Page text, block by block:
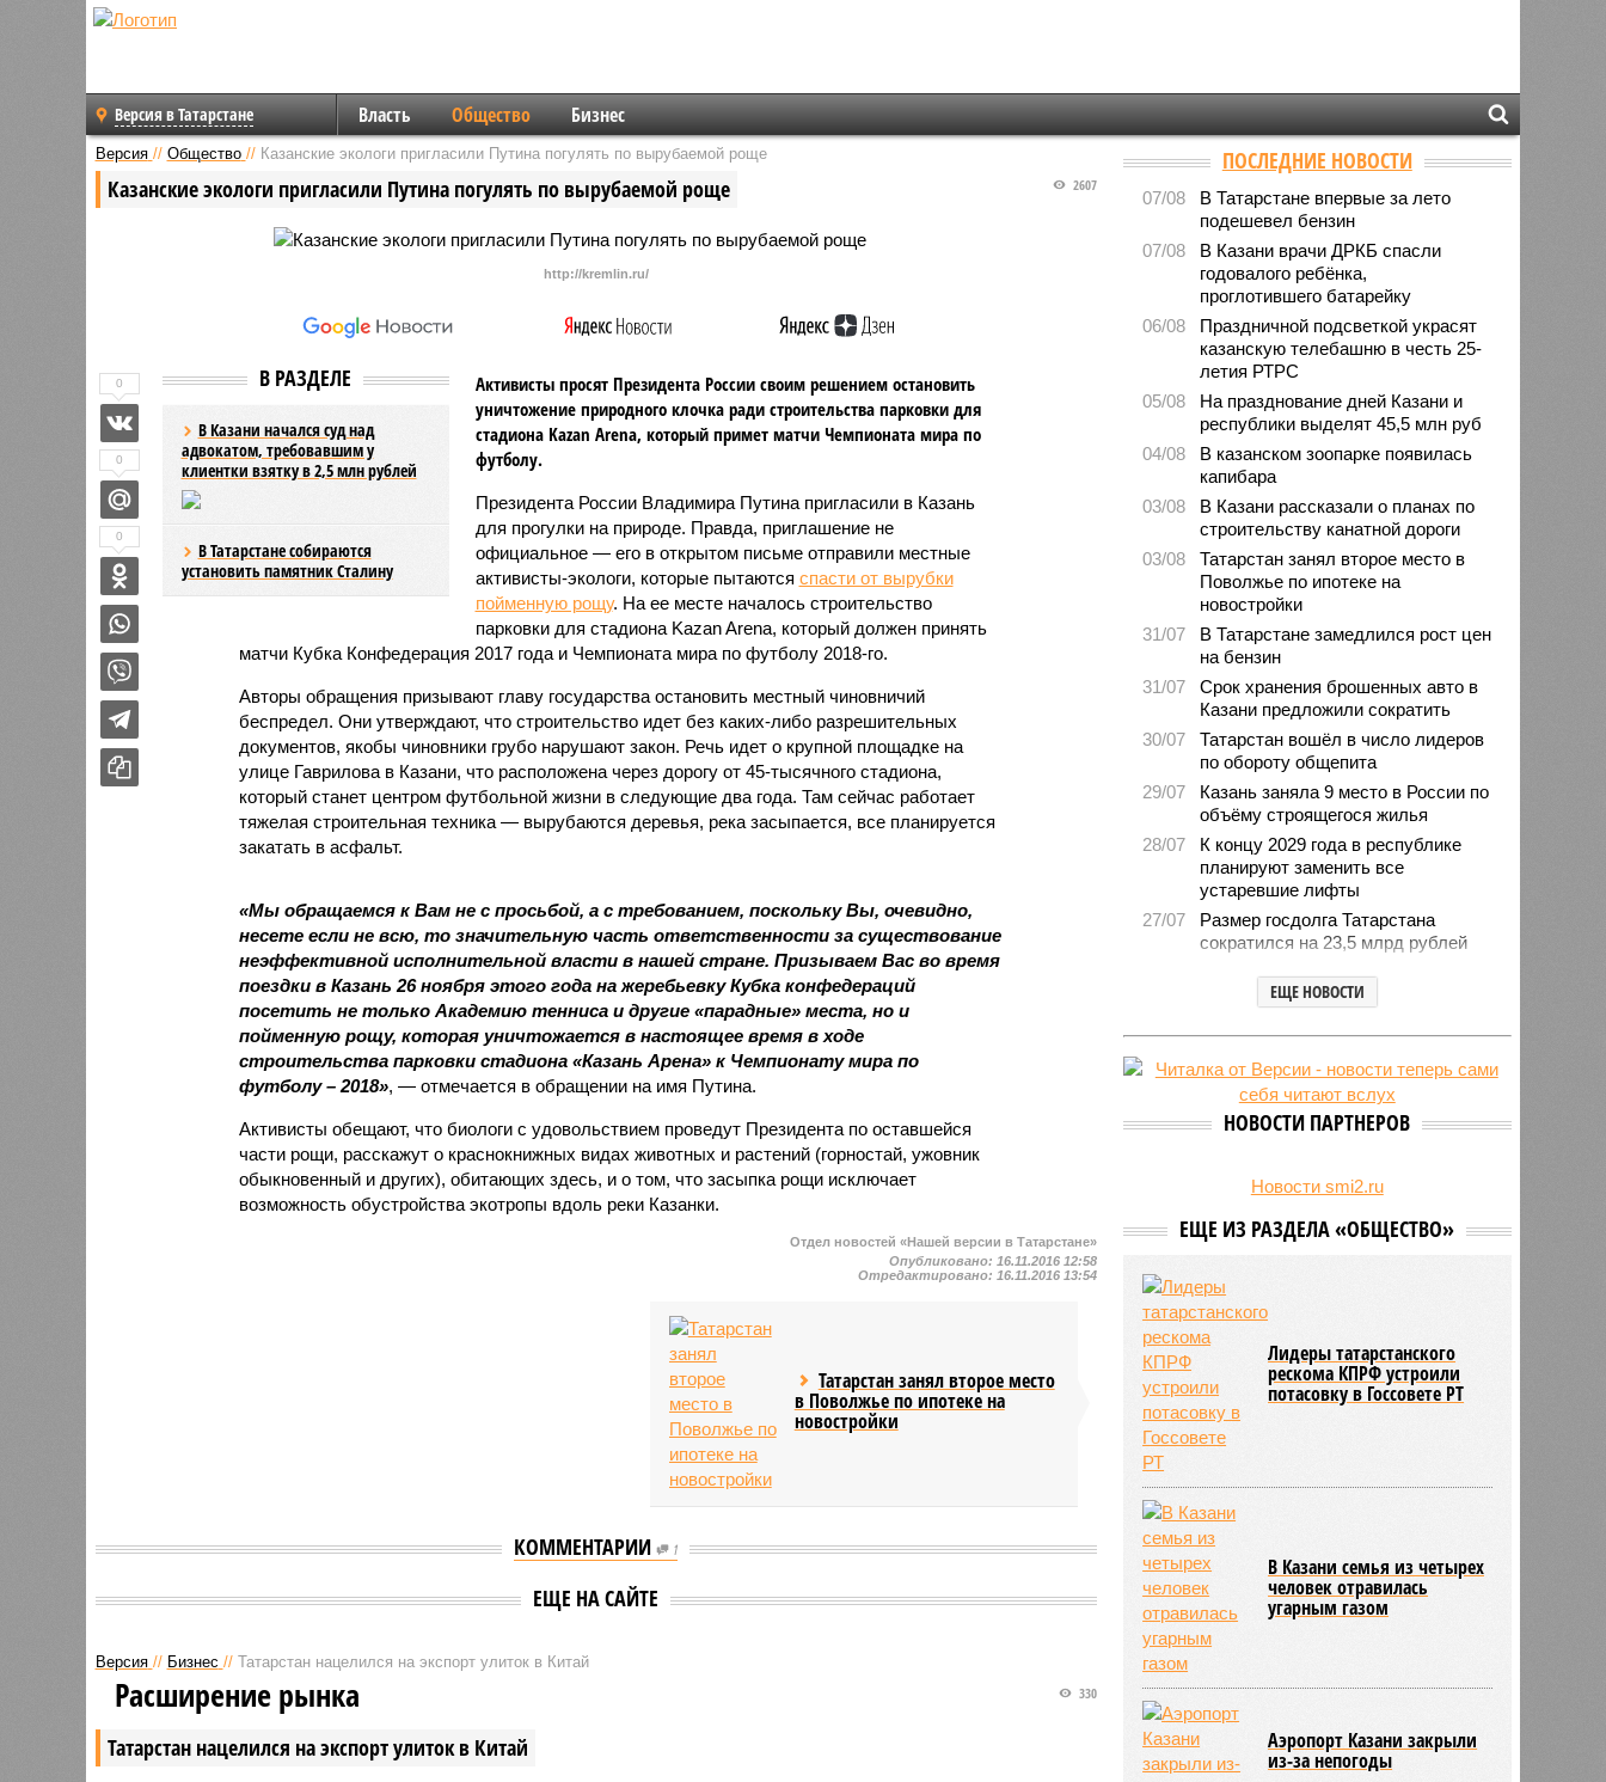
Версия в Татарстане Власть Общество Бизнес
Версия // Общество // Казанские экологи пригласили Путина погулять по вырубаемой роще
Казанские экологи пригласили Путина погулять по вырубаемой роще 2607
http://kremlin.ru/
В РАЗДЕЛЕ
В Казани начался суд над
адвокатом, требовавшим у
клиентки взятку в 2,5 млн рублей
В Татарстане собираются
установить памятник Сталину
Активисты просят Президента России своим решением остановить
уничтожение природного клочка ради строительства парковки для
стадиона Kazan Arena, который примет матчи Чемпионата мира по
футболу.
Президента России Владимира Путина пригласили в Казань
для прогулки на природе. Правда, приглашение не
официальное — его в открытом письме отправили местные
активисты-экологи, которые пытаются спасти от вырубки
пойменную рощу. На ее месте началось строительство
парковки для стадиона Kazan Arena, который должен принять
матчи Кубка Конфедерация 2017 года и Чемпионата мира по футболу 2018-го.
Авторы обращения призывают главу государства остановить местный чиновничий
беспредел. Они утверждают, что строительство идет без каких-либо разрешительных
документов, якобы чиновники грубо нарушают закон. Речь идет о крупной площадке на
улице Гаврилова в Казани, что расположена через дорогу от 45-тысячного стадиона,
который станет центром футбольной жизни в следующие два года. Там сейчас работает
тяжелая строительная техника — вырубаются деревья, река засыпается, все планируется
закатать в асфальт.
«Мы обращаемся к Вам не с просьбой, а с требованием, поскольку Вы, очевидно,
несете если не всю, то значительную часть ответственности за существование
неэффективной исполнительной власти в нашей стране. Призываем Вас во время
поездки в Казань 26 ноября этого года на жеребьевку Кубка конфедераций
посетить не только Академию тенниса и другие «парадные» места, но и
пойменную рощу, которая уничтожается в настоящее время в ходе
строительства парковки стадиона «Казань Арена» к Чемпионату мира по
футболу – 2018», — отмечается в обращении на имя Путина.
Активисты обещают, что биологи с удовольствием проведут Президента по оставшейся
части рощи, расскажут о краснокнижных видах животных и растений (горностай, ужовник
обыкновенный и других), обитающих здесь, и о том, что засыпка рощи исключает
возможность обустройства экотропы вдоль реки Казанки.
0
0
0
Отдел новостей «Нашей версии в Татарстане»
Опубликовано: 16.11.2016 12:58
Отредактировано: 16.11.2016 13:54
Татарстан занял второе место
в Поволжье по ипотеке на
новостройки
КОММЕНТАРИИ 1
ЕЩЕ НА САЙТЕ
Версия // Бизнес // Татарстан нацелился на экспорт улиток в Китай
Татарстан нацелился на экспорт улиток в Китай
330
Расширение рынка
ПОСЛЕДНИЕ НОВОСТИ
07/08
В Татарстане впервые за лето
подешевел бензин
07/08
В Казани врачи ДРКБ спасли
годовалого ребёнка,
проглотившего батарейку
06/08
Праздничной подсветкой украсят
казанскую телебашню в честь 25-
летия РТРС
05/08
На празднование дней Казани и
республики выделят 45,5 млн руб
04/08
В казанском зоопарке появилась
капибара
03/08
В Казани рассказали о планах по
строительству канатной дороги
03/08
Татарстан занял второе место в
Поволжье по ипотеке на
новостройки
31/07
В Татарстане замедлился рост цен
на бензин
31/07
Срок хранения брошенных авто в
Казани предложили сократить
30/07
Татарстан вошёл в число лидеров
по обороту общепита
29/07
Казань заняла 9 место в России по
объёму строящегося жилья
28/07
К концу 2029 года в республике
планируют заменить все
устаревшие лифты
27/07
Размер госдолга Татарстана
сократился на 23,5 млрд рублей
Свыше 2,3 млн «квадратов»
нового жилья построили с начала
врезался в дерево и загорелся,
есть погибшие
ЕЩЕ НОВОСТИ
НОВОСТИ ПАРТНЕРОВ
Новости smi2.ru
ЕЩЕ ИЗ РАЗДЕЛА «ОБЩЕСТВО»
Лидеры татарстанского
рескома КПРФ устроили
потасовку в Госсовете РТ
В Казани семья из четырех
человек отравилась
угарным газом
Аэропорт Казани закрыли
из-за непогоды